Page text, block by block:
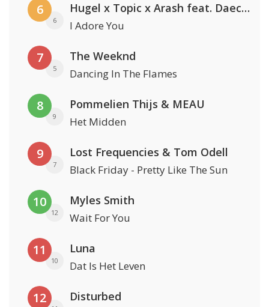
6
6
Hugel x Topic x Arash feat. Daecolm
I Adore You
7
5
The Weeknd
Dancing In The Flames
8
9
Pommelien Thijs & MEAU
Het Midden
9
7
Lost Frequencies & Tom Odell
Black Friday - Pretty Like The Sun
10
12
Myles Smith
Wait For You
11
10
Luna
Dat Is Het Leven
12 Disturbed